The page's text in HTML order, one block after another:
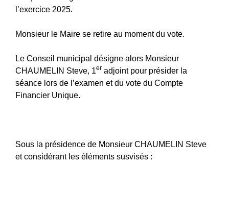
l’exercice 2025.
Monsieur le Maire se retire au moment du vote.
Le Conseil municipal désigne alors Monsieur
CHAUMELIN Steve, 1er adjoint pour présider la
séance lors de l’examen et du vote du Compte
Financier Unique.
Sous la présidence de Monsieur CHAUMELIN Steve
et considérant les éléments susvisés :